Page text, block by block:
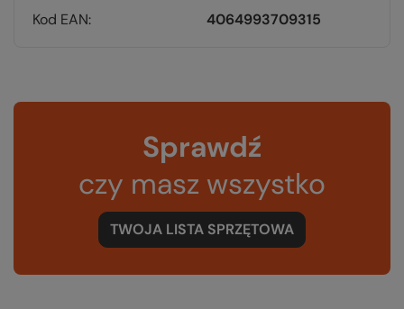
Kod EAN
4064993709315
Sprawdź
czy masz wszystko
TWOJA LISTA SPRZĘTOWA